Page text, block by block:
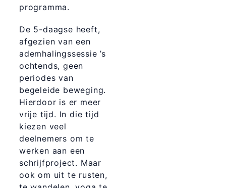
programma.
De 5-daagse heeft,
afgezien van een
ademhalingssessie ’s
ochtends, geen
periodes van
begeleide beweging.
Hierdoor is er meer
vrije tijd. In die tijd
kiezen veel
deelnemers om te
werken aan een
schrijfproject. Maar
ook om uit te rusten,